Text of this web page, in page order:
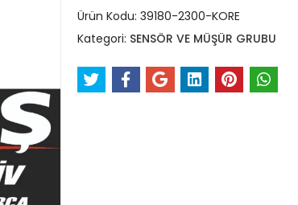
Ürün Kodu: 39180-2300-KORE
Kategori: SENSÖR VE MÜŞÜR GRUBU